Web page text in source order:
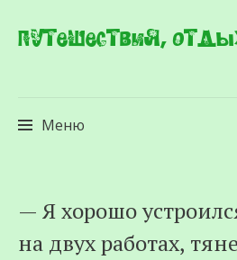
Путешествия,
Меню
к
содержимому
— Я хорошо
на двух работах,